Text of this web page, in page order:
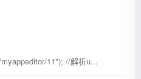
11"); //解析u...